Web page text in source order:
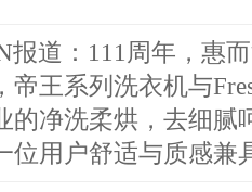
道： 111周年，惠
王系列洗衣机与
的净洗柔烘，去细腻
位用户舒适与质感兼